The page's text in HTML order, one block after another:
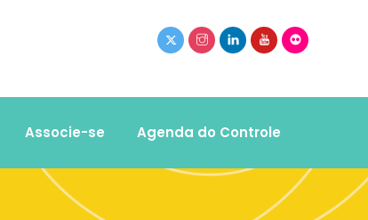
Associe-se Agenda do Controle